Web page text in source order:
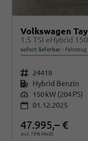
Volkswagen
sofort lieferbar
Fahrzeugnr. 24418
Kraftstoff Hybrid Benzin
Leistung 150 kW (204 PS)
01.12.2025
47.995,– €
incl. 19% MwSt.